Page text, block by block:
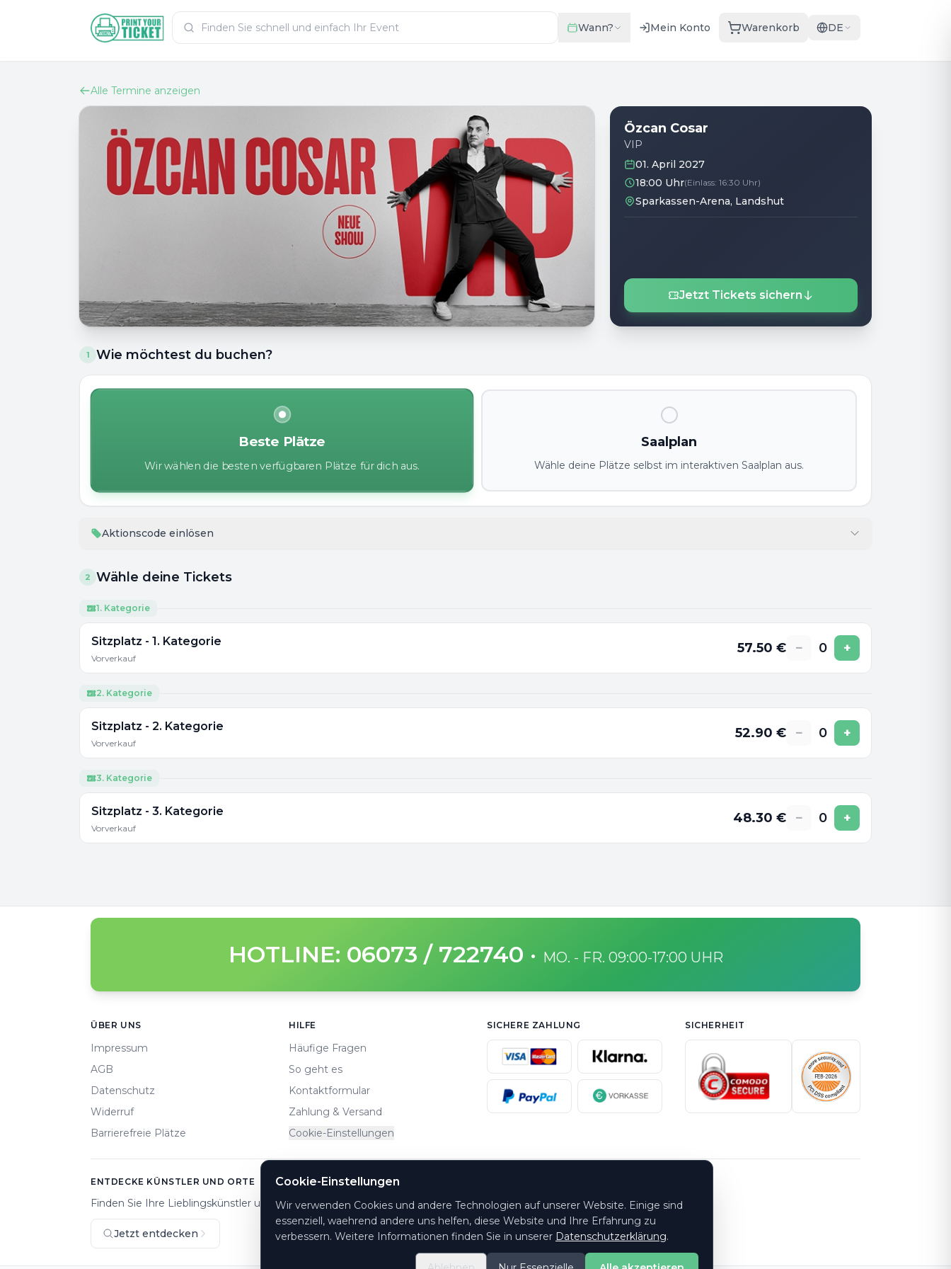
Zum HauptinhaltPrintYourTicket
Wann? Mein Konto Warenkorb DE
Alle Termine anzeigen
Özcan Cosar
VIP
01. April 2027
18:00 Uhr(Einlass:16:30 Uhr)
Sparkassen-Arena, Landshut
Jetzt Tickets sichern
1 Wie möchtest du buchen?
Beste Plätze
Wir wählen die besten verfügbaren Plätze für dich aus.
Saalplan
Wähle deine Plätze selbst im interaktiven Saalplan aus.
Aktionscode einlösen
2 Wähle deine Tickets
1. Kategorie
Sitzplatz - 1. Kategorie
Vorverkauf
57.50 € − 0 +
2. Kategorie
Sitzplatz - 2. Kategorie
Vorverkauf
52.90 € − 0 +
3. Kategorie
Sitzplatz - 3. Kategorie
Vorverkauf
48.30 € − 0 +
HOTLINE: 06073 / 722740 · MO. - FR. 09:00-17:00 UHR
ÜBER UNS
Impressum
AGB
Datenschutz
Widerruf
Barrierefreie Plätze
HILFE
Häufige Fragen
So geht es
Kontaktformular
Zahlung & Versand
Cookie-Einstellungen
SICHERE ZAHLUNG SICHERHEIT
ENTDECKE KÜNSTLER UND ORTE
Finden Sie Ihre Lieblingskünstler und Veranstaltungsorte.
Jetzt entdecken
Cookie-Einstellungen
Wir verwenden Cookies und andere Technologien auf unserer Website. Einige sind
essenziell, waehrend andere uns helfen, diese Website und Ihre Erfahrung zu
verbessern. Weitere Informationen finden Sie in unserer Datenschutzerklärung.